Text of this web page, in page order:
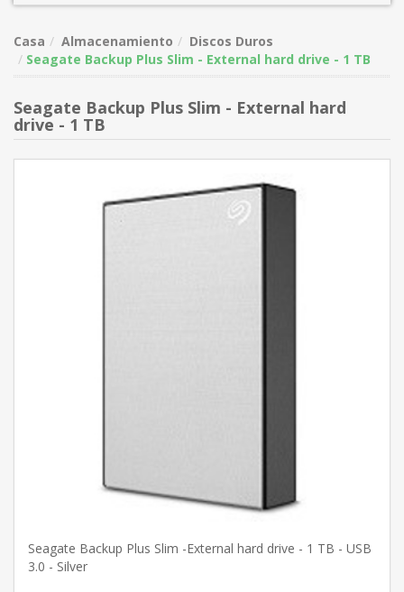
Casa Almacenamiento
Discos Duros
Seagate Backup Plus Slim - External hard drive - 1 TB
Seagate Backup Plus Slim - External hard
drive - 1 TB
Seagate Backup Plus Slim -External hard drive - 1 TB - USB
3.0 - Silver